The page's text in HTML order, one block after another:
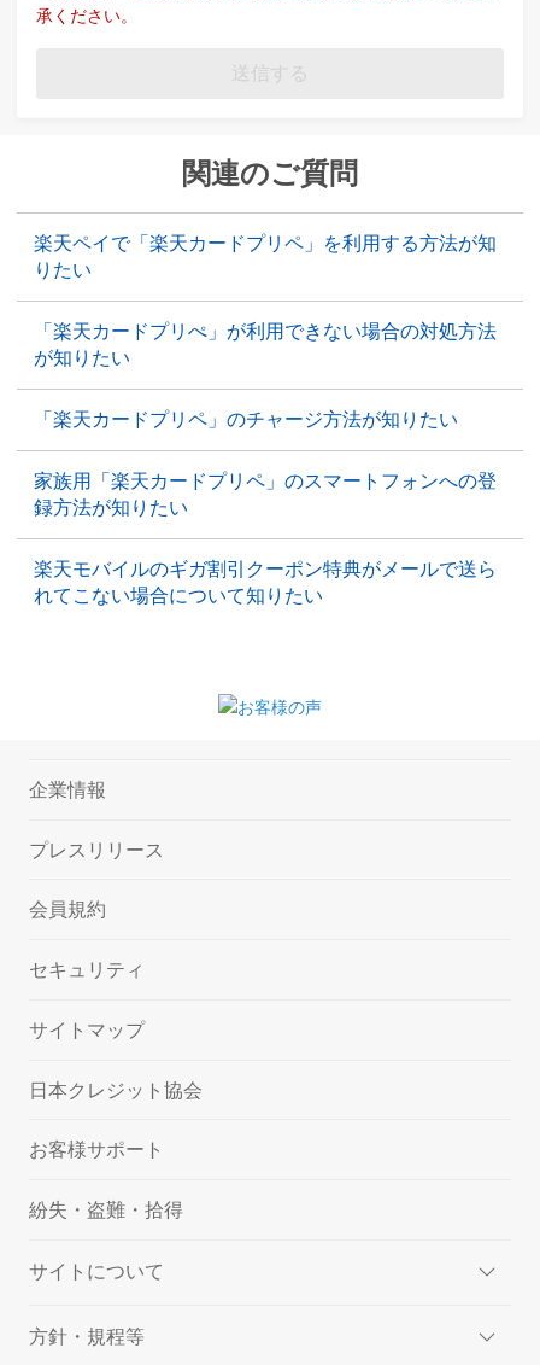
承ください。
送信する
関連のご質問
楽天ペイで「楽天カードプリペ」を利用する方法が知
りたい
「楽天カードプリぺ」が利用できない場合の対処方法
が知りたい
「楽天カードプリペ」のチャージ方法が知りたい
家族用「楽天カードプリペ」のスマートフォンへの登
録方法が知りたい
楽天モバイルのギガ割引クーポン特典がメールで送ら
れてこない場合について知りたい
企業情報
プレスリリース
会員規約
セキュリティ
サイトマップ
日本クレジット協会
お客様サポート
紛失・盗難・拾得
サイトについて
方針・規程等